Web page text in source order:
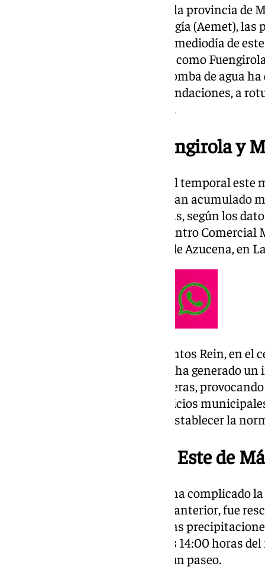
a la provincia de
la Agencia Estatal de Meteorología (Aemet),
caer con intensidad a partir del mediodía de
a municipios de la Costa del Sol como
Marbella. A lo largo del día, la tromba de agua
paso por la provincia: desde inundaciones, a
personas atrapadas por el agua.
Inundaciones en Fuengirola y
Las zonas más castigadas por el temporal
Mijas. En la Sierra de Mijas se han acumulado
cuadrado en las últimas 12 horas, según los
provocado anegaciones en el Centro
en Cerrado del Águila y en la calle Azucena, en
Además, en la avenida Jesús Santos Rein, en el
desbordamiento de una tubería ha generado
fecales sobre la calzada y las aceras,
vecinos y transeúntes. Los servicios
primera hora de la tarde para restablecer la
Rescate en el distrito Este de
En la capital, la lluvia también ha complicado
años, desaparecida desde el día anterior, fue
del distrito Este, inestable por las
su desaparición alrededor de las 14:00 horas
vivienda después de salir a dar un paseo.